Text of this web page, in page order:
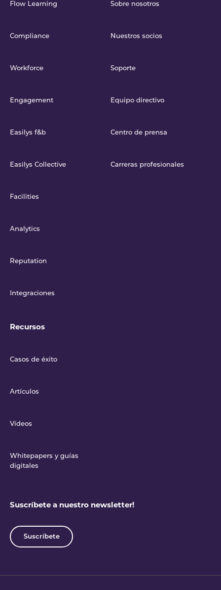
Flow Learning
Compliance
Workforce
Engagement
Easilys f&b
Easilys Collective
Facilities
Analytics
Reputation
Integraciones
Sobre nosotros
Nuestros socios
Soporte
Equipo directivo
Centro de prensa
Carreras profesionales
Recursos
Casos de éxito
Artículos
Vídeos
Whitepapers y guías
digitales
Suscríbete a nuestro newsletter!
Suscríbete